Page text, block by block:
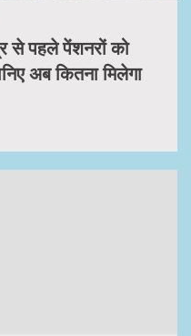
से पहले पेंशनरों को
अब कितना मिलेगा